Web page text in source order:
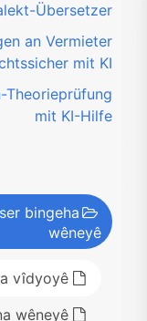
Übersetzer
an Vermieter
mit KI
Theorieprüfung
mit KI-Hilfe
bingeha
wêneyê
vîdyoyê
wêneyê